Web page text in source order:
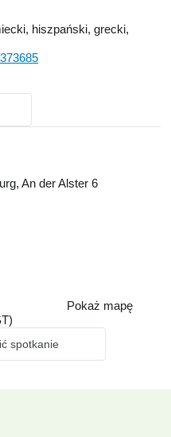
hiszpański, grecki,
An der Alster 6
Pokaż mapę
spotkanie